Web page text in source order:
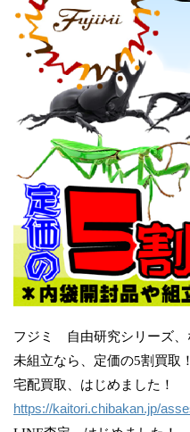
フジミ 自由研究シリーズ、
未組立なら、定価の5割買取
宅配買取、はじめました！
https://kaitori.chibakan.jp/